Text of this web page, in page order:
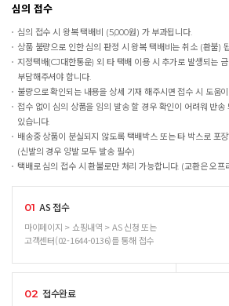
심의 접수
심의 접수 시 왕복 택배비 (5,000원) 가 부과됩니다.
상품 불량으로 인한 심의 판정 시 왕복 택배비는 취소 (환불)
지정택배(CJ대한통운) 외 타 택배 이용 시 추가로 발생되는
부담해주셔야 합니다.
불량으로 확인되는 내용을 상세 기재 해주시면 접수 시 도움
접수 없이 심의 상품을 임의 발송 할 경우 확인이 어려워 반송
있습니다.
배송중 상품이 분실되지 않도록 택배박스 또는 타 박스로 포
(신발의 경우 양발 모두 발송 필수)
택배로 심의 접수 시 환불로만 처리 가능합니다. (교환은 오프
01 AS 접수
마이페이지 > 쇼핑내역 > AS 신청 또는
고객센터(02-1644-0136)를 통해 접수
02 접수완료